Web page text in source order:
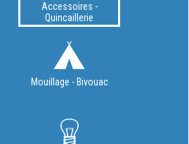
Accessoires -
Quincaillerie
Mouillage - Bivouac